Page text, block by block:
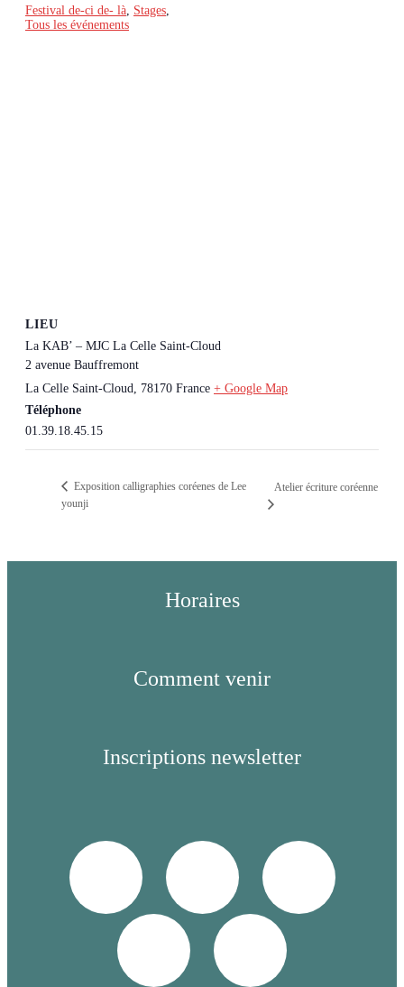
Festival de-ci de- là Stages
Tous les événements
LIEU
La KAB’ – MJC La Celle Saint-Cloud
2 avenue Bauffremont
La Celle Saint-Cloud, 78170 France + Google Map
Téléphone
01.39.18.45.15
Exposition calligraphies coréenes de Lee
younji
Atelier écriture coréenne
Horaires
Comment venir
Inscriptions newsletter